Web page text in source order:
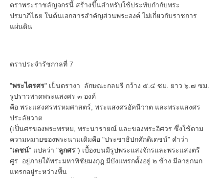
ตราพระราชลัญจกรนี้ สร้างขึ้นสำหรับใช้ประทับกำกับพระ
ปรมาภิไธย ในต้นเอกสารสำคัญส่วนพระองค์ ไม่เกี่ยวกับราชการ
แผ่นดิน
ตราประจำรัชกาลที่ 7
"พระไตรศร" เป็นตรางา ลักษณะกลมรี กว้าง ๕.๔ ซม. ยาว ๖.๗ ซม.
รูปราวพาดพระแสงศร ๓ องค์
คือ พระแสงศรพรหมศาสตร์, พระแสงศรอัคนีวาต และพระแสงศร
ประลัยวาต
(เป็นศรของพระพรหม, พระนารายณ์ และของพระอิศวร ซึ่งใช้ตาม
ความหมายของพระนามเดิมคือ "ประชาธิปกศักดิเดชน์" คำว่า
"เดชน์" แปลว่า "ลูกศร") เบื้องบนมีรูปพระแสงจักรและพระแสงตรี
ศูร อยู่ภายใต้พระมหาพิชัยมงกุฎ มีบังแทรกตั้งอยู่ ๒ ข้าง มีลายกนก
แทรกอยู่ระหว่างพื้น